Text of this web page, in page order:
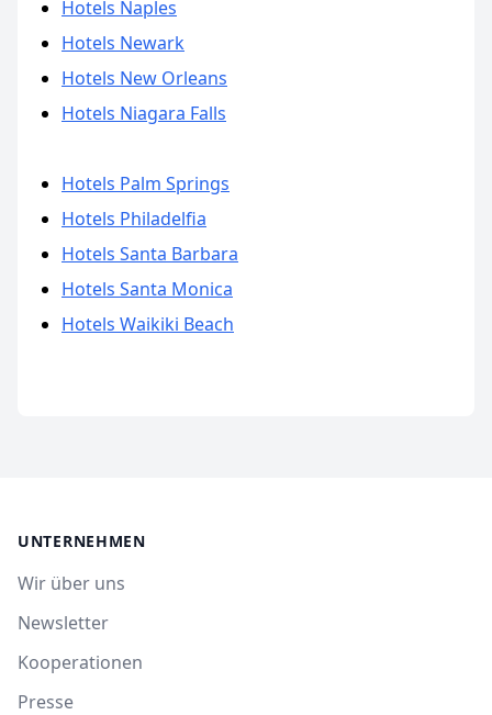
Hotels Naples
Hotels Newark
Hotels New Orleans
Hotels Niagara Falls
Hotels Palm Springs
Hotels Philadelfia
Hotels Santa Barbara
Hotels Santa Monica
Hotels Waikiki Beach
UNTERNEHMEN
Wir über uns
Newsletter
Kooperationen
Presse